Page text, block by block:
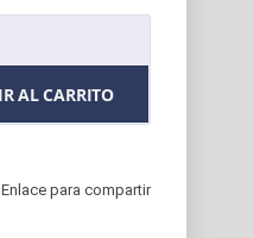
AL CARRITO
Enlace para compartir